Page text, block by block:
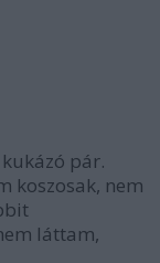
pár.
koszosak, nem
láttam,